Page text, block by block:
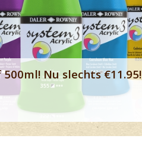
500ml! Nu slechts €11.95!